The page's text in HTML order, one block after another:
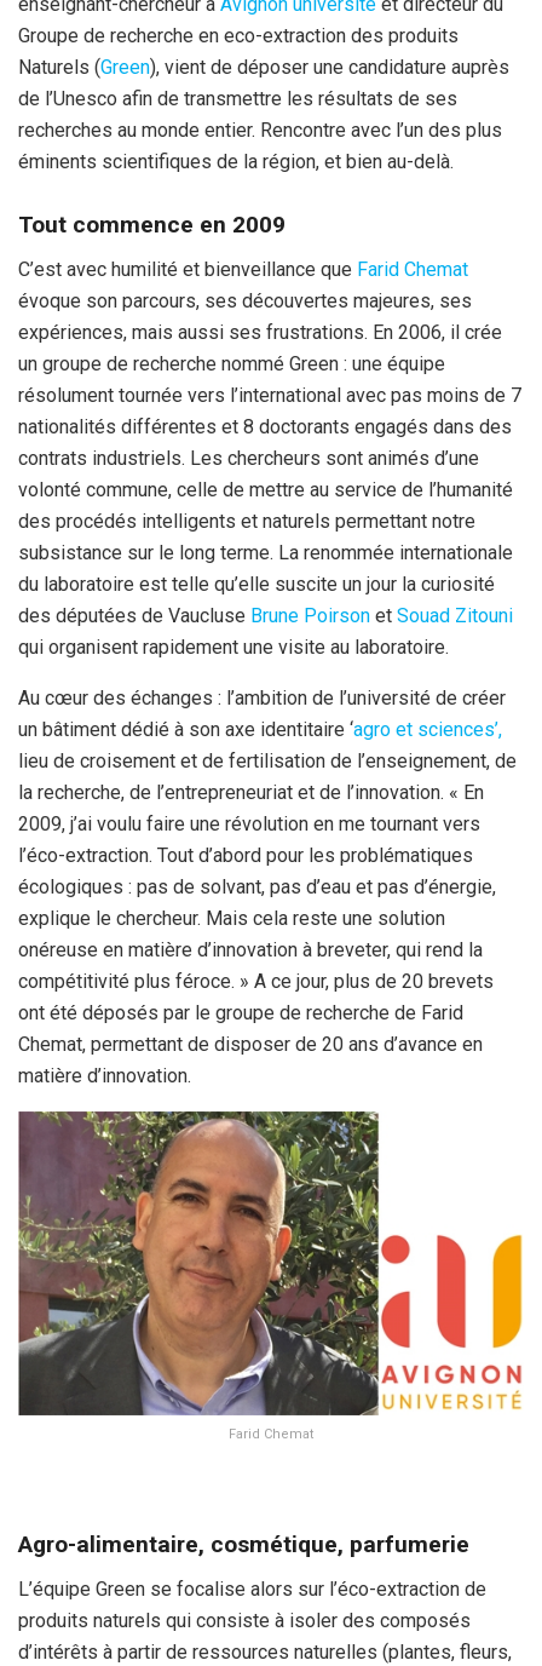
Groupe de recherche en eco-extraction des produits
Naturels (Green), vient de déposer une candidature auprès
de l’Unesco afin de transmettre les résultats de ses
recherches au monde entier. Rencontre avec l’un des plus
éminents scientifiques de la région, et bien au-delà.
Tout commence en 2009
C’est avec humilité et bienveillance que Farid Chemat
évoque son parcours, ses découvertes majeures, ses
expériences, mais aussi ses frustrations. En 2006, il crée
un groupe de recherche nommé Green : une équipe
résolument tournée vers l’international avec pas moins de 7
nationalités différentes et 8 doctorants engagés dans des
contrats industriels. Les chercheurs sont animés d’une
volonté commune, celle de mettre au service de l’humanité
des procédés intelligents et naturels permettant notre
subsistance sur le long terme. La renommée internationale
du laboratoire est telle qu’elle suscite un jour la curiosité
des députées de Vaucluse Brune Poirson et Souad Zitouni
qui organisent rapidement une visite au laboratoire.
Au cœur des échanges : l’ambition de l’université de créer
un bâtiment dédié à son axe identitaire ‘agro et sciences’,
lieu de croisement et de fertilisation de l’enseignement, de
la recherche, de l’entrepreneuriat et de l’innovation. « En
2009, j’ai voulu faire une révolution en me tournant vers
l’éco-extraction. Tout d’abord pour les problématiques
écologiques : pas de solvant, pas d’eau et pas d’énergie,
explique le chercheur. Mais cela reste une solution
onéreuse en matière d’innovation à breveter, qui rend la
compétitivité plus féroce. » A ce jour, plus de 20 brevets
ont été déposés par le groupe de recherche de Farid
Chemat, permettant de disposer de 20 ans d’avance en
matière d’innovation.
Farid Chemat
Agro-alimentaire, cosmétique, parfumerie
L’équipe Green se focalise alors sur l’éco-extraction de
produits naturels qui consiste à isoler des composés
d’intérêts à partir de ressources naturelles (plantes, fleurs,